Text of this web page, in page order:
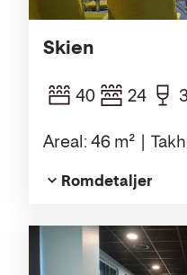
Skien
40 24
Areal: 46 m²
Romdetaljer